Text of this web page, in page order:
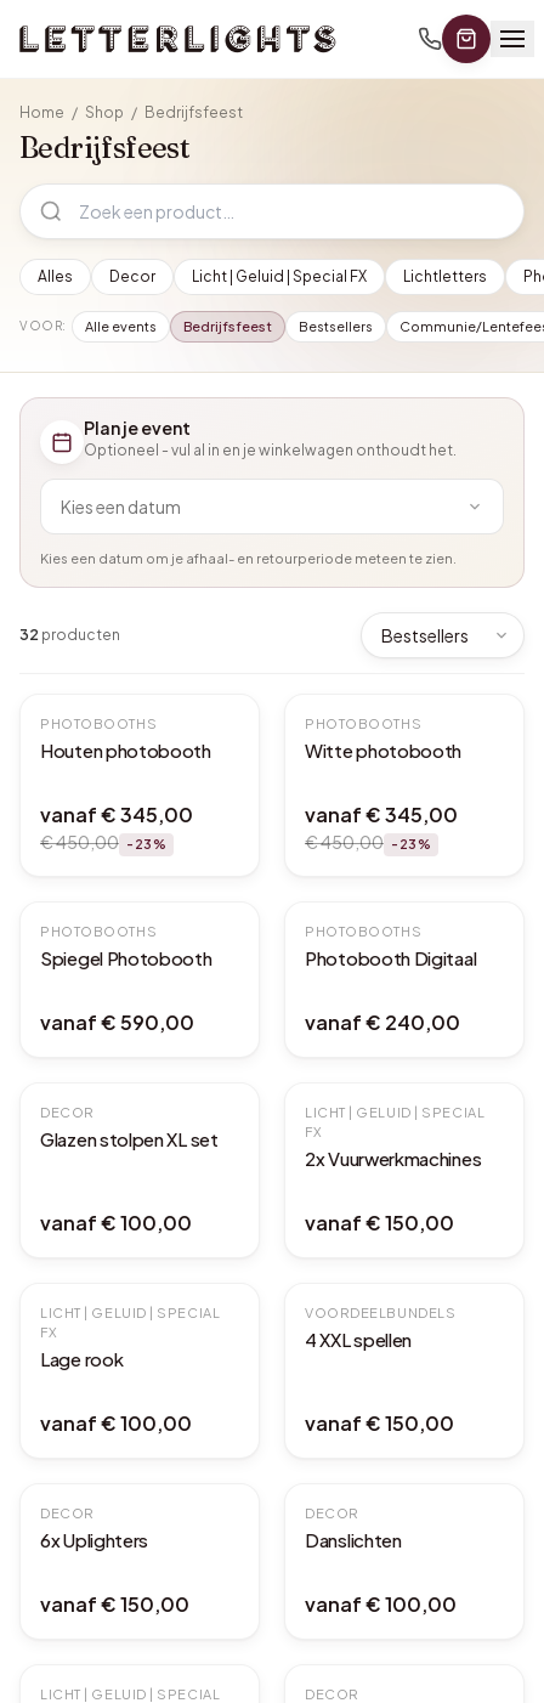
Home / Shop / Bedrijfsfeest
Bedrijfsfeest
Alles Decor Licht | Geluid | Special FX Lichtletters
VOOR: Alle events Bedrijfsfeest Bestsellers Communie/
Plan je event
Optioneel - vul al in en je winkelwagen onthoudt het.
Kies een datum
Kies een datum om je afhaal- en retourperiode meteen te zien.
32 producten
BEST SELLER
PHOTOBOOTHS
Houten photobooth
vanaf€ 345,00
€ 450,00 - 23 %
PHOTOBOOTHS
Witte photobooth
vanaf€ 345,00
€ 450,00 - 23 %
MET LEVERING
PHOTOBOOTHS
Spiegel Photobooth
vanaf€ 590,00
AFHAALDEAL
PHOTOBOOTHS
Photobooth Digitaal
vanaf€ 240,00
DECOR
Glazen stolpen XL set
vanaf€ 100,00
LICHT | GELUID | SPECIAL
FX
2x Vuurwerkmachines
vanaf€ 150,00
LICHT | GELUID | SPECIAL
FX
Lage rook
vanaf€ 100,00
AFHAALDEAL
VOORDEELBUNDELS
4 XXL spellen
vanaf€ 150,00
DECOR
6x Uplighters
vanaf€ 150,00
DECOR
Danslichten
vanaf€ 100,00
LICHT | GELUID | SPECIAL
DECOR